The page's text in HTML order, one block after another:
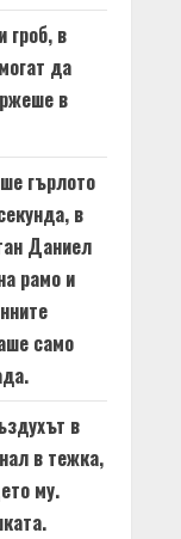
гроб, в
да
в
гърлото
в
Даниел
рамо и
само
в
в тежка,
му.